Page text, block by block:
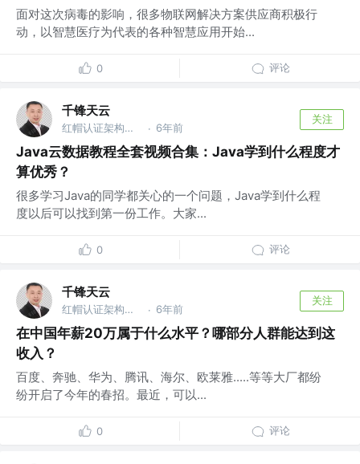
面对这次病毒的影响，很多物联网解决方案供应商积极行
动，以智慧医疗为代表的各种智慧应用开始...
0 评论
千锋天云
红帽认证架构师 @千锋教育 · 6年前
关注
Java云数据教程全套视频合集：Java学到什么程度才
算优秀？
很多学习Java的同学都关心的一个问题，Java学到什么程
度以后可以找到第一份工作。大家...
0 评论
千锋天云
红帽认证架构师 @千锋教育 · 6年前
关注
在中国年薪20万属于什么水平？哪部分人群能达到这
收入？
百度、奔驰、华为、腾讯、海尔、欧莱雅.....等等大厂都纷
纷开启了今年的春招。最近，可以...
0 评论